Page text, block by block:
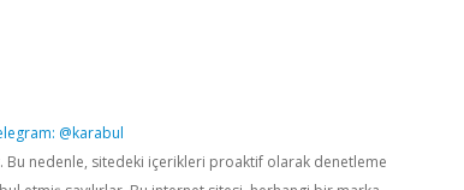
@karabul
Bu nedenle, sitedeki içerikleri proaktif olarak denetleme